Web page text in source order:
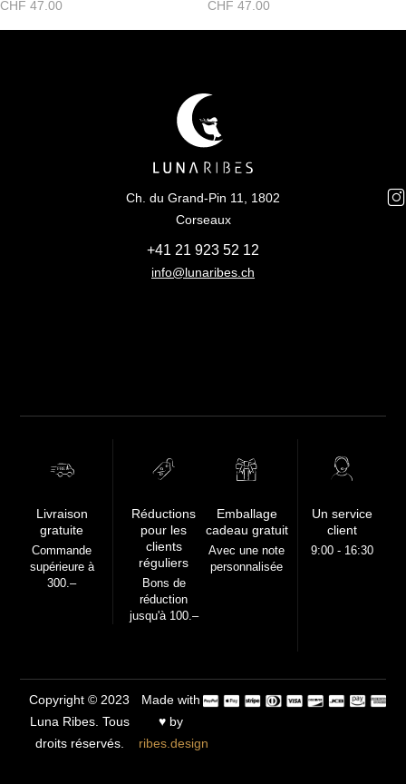
CHF 47.00
CHF 47.00
Ch. du Grand-Pin 11, 1802
Corseaux
+41 21 923 52 12
info@lunaribes.ch
FREE
Livraison
gratuite
Commande
supérieure à
300.–
Réductions
pour les
clients
réguliers
Bons de
réduction
jusqu'à 100.–
Emballage
cadeau gratuit
Avec une note
personnalisée
Un service
client
9:00 - 16:30
Copyright © 2023
Luna Ribes. Tous
droits réservés.
Made with
♥ by
ribes.design